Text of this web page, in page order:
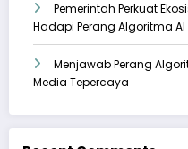
Pemerintah Perkuat
Hadapi Perang Algoritma AI
Menjawab Perang
Media Tepercaya